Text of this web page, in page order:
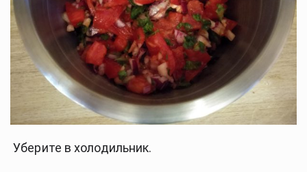
Уберите в холодильник.